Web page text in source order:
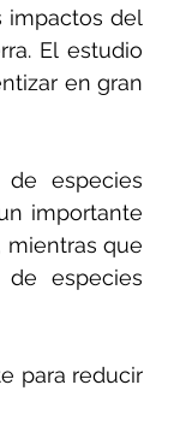
impactos del
El estudio
en gran
especies
importante
mientras que
especies
para reducir